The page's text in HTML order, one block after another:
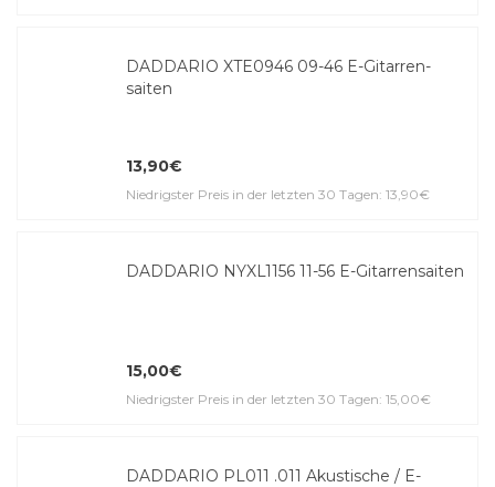
DADDARIO XTE0946 09-46 E-Gitar­ren­
saiten
13,90€
Niedrigster Preis in der letzten 30 Tagen: 13,90€
DADDARIO NYXL1156 11-56 E-Gitar­ren­saiten
15,00€
Niedrigster Preis in der letzten 30 Tagen: 15,00€
DADDARIO PL011 .011 Akustische / E-